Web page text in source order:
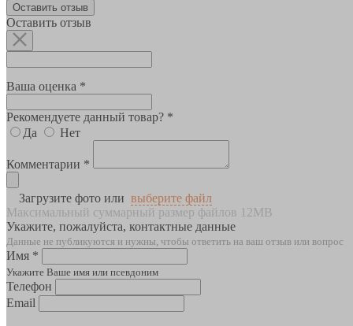
Оставить отзыв
Оставить отзыв
Ваша оценка *
Рекомендуете данный товар? *
Да
Нет
Комментарии *
Загрузите фото или выберите файл
Максимальный суммарный размер файлов 12MB
Укажите, пожалуйста, контактные данные
Данные не публикуются и нужны, чтобы ответить на ваш отзыв или вопрос
Имя *
Укажите Ваше имя или псевдоним
Телефон
Email